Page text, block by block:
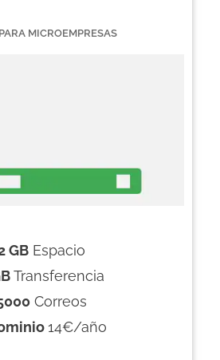
MICROEMPRESAS
GB Espacio
Transferencia
Correos
14€/año